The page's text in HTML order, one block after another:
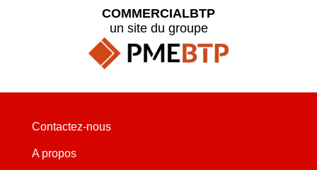
COMMERCIALBTP
un site du groupe
Contactez-nous
A propos